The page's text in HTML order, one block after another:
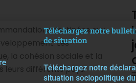
destinées aux
Les
la cohésion sociale et la
leurs différents pays.
Téléchargez notre
de situation
Téléchargez notre déclar
situation sociopolitique